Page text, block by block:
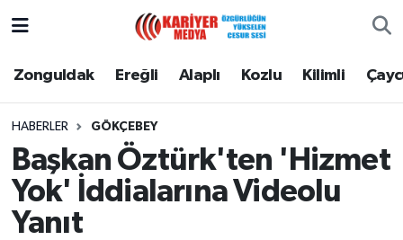
Zonguldak Ereğli Alaplı Kozlu Kilimli
HABERLER GÖKÇEBEY
Başkan Öztürk'ten 'Hizmet
Yok' İddialarına Videolu
Yanıt
Zonguldak
Alaplı
Kozlu
Zonguldak Nöbetçi Eczaneler
Zonguldak Namaz Vakitleri
Zonguldak Trafik Yoğunluk Haritası